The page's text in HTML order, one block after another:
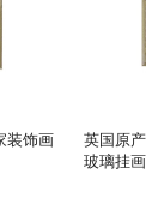
装饰画
英国原
玻璃挂